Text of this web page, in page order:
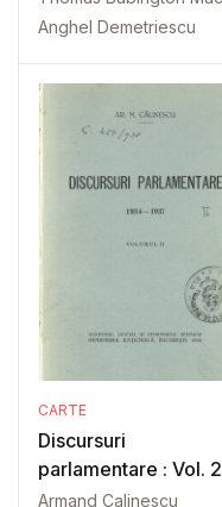
Anghel Demetriescu
CARTE
Discursuri
parlamentare : Vol. 2
Armand Calinescu